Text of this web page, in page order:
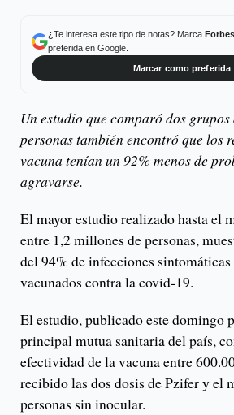
¿Te interesa este tipo de notas? Marca
preferida en Google.
Marcar como preferida
Un estudio que comparó dos grupos
personas también encontró que los
vacuna tenían un 92% menos de
agravarse.
El mayor estudio realizado hasta el
entre 1,2 millones de personas,
del 94% de infecciones sintomáticas
vacunados contra la covid-19.
El estudio, publicado este domingo
principal mutua sanitaria del país,
efectividad de la vacuna entre
recibido las dos dosis de Pzifer y el
personas sin inocular.